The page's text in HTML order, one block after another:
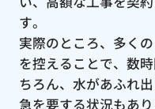
す。
実際のところ、多く
を控えることで、数
ちろん、水があふれ
急を要する状況もあ